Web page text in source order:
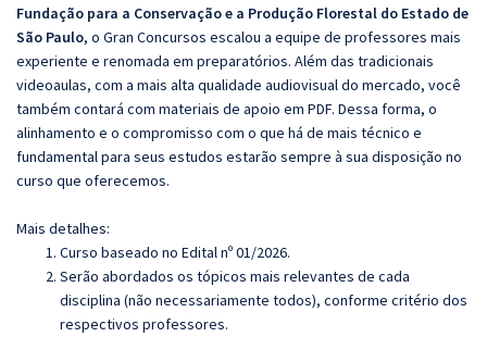
Fundação para a Conservação e a Produção Florestal do Estado de
São Paulo, o Gran Concursos escalou a equipe de professores mais
experiente e renomada em preparatórios. Além das tradicionais
videoaulas, com a mais alta qualidade audiovisual do mercado, você
também contará com materiais de apoio em PDF. Dessa forma, o
alinhamento e o compromisso com o que há de mais técnico e
fundamental para seus estudos estarão sempre à sua disposição no
curso que oferecemos.
Mais detalhes:
Curso baseado no Edital nº 01/2026.
Serão abordados os tópicos mais relevantes de cada
disciplina (não necessariamente todos), conforme critério dos
respectivos professores.